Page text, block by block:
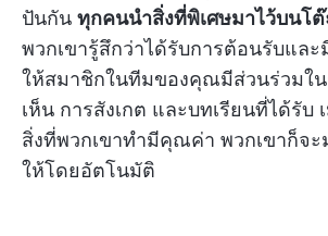
ปันกัน ทุกคนนำสิ่งที่พิเศษมาไว้บนโต๊
พวกเขารู้สึกว่าได้รับการต้อนรับแล
ให้สมาชิกในทีมของคุณมีส่วนร่วมใ
เห็น การสังเกต และบทเรียนที่ได้รับ
สิ่งที่พวกเขาทำมีคุณค่า พวกเขาก็จ
ให้โดยอัตโนมัติ